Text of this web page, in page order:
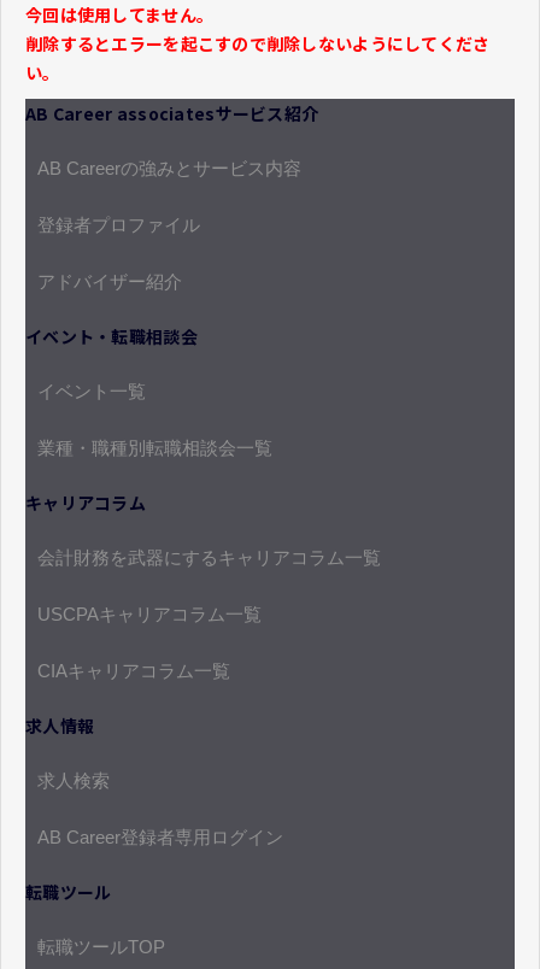
今回は使用してません。
削除するとエラーを起こすので削除しないようにしてくださ
い。
AB Career associatesサービス紹介
AB Careerの強みとサービス内容
登録者プロファイル
アドバイザー紹介
イベント・転職相談会
イベント一覧
業種・職種別転職相談会一覧
キャリアコラム
会計財務を武器にするキャリアコラム一覧
USCPAキャリアコラム一覧
CIAキャリアコラム一覧
求人情報
求人検索
AB Career登録者専用ログイン
転職ツール
転職ツールTOP